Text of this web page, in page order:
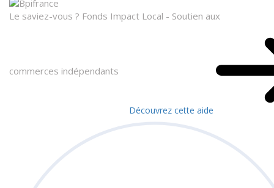
Le saviez-vous ? Fonds Impact Local - Soutien aux
commerces indépendants
Découvrez cette aide